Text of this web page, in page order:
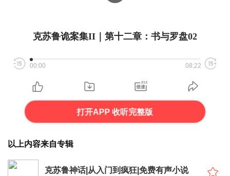
克苏鲁诡案集II｜第十二章：书与罗盘02
00:00 08:22
打开APP 收听完整版
以上内容来自专辑
克苏鲁神话|从入门到疯狂|免费有声小说